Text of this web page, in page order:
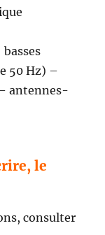
50 Hz) –
antennes-
le
consulter